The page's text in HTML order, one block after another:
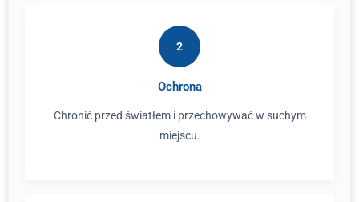
2
Ochrona
Chronić przed światłem i przechowywać w suchym
miejscu.